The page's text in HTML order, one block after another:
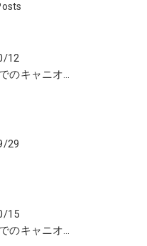
12
関西,滋賀でのキャニオニングはタオアドベンチャー
29
15
関西,滋賀でのキャニオニングはタオアドベンチャー